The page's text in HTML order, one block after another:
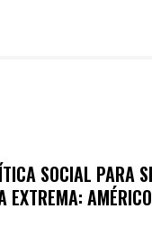
SOCIAL PARA
EXTREMA: AMÉRICO